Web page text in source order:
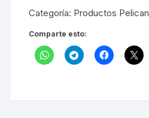
Categoría: Productos Pelican
Comparte esto: